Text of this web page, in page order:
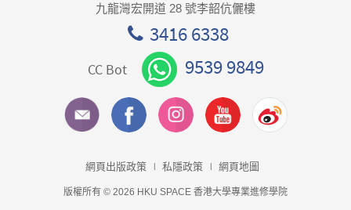
九龍灣宏開道 28 號李韶伉儷樓
3416 6338
CC Bot 9539 9849
網頁出版政策 私隱政策 網頁地圖
版權所有 © 2026 HKU SPACE 香港大學專業進修學院